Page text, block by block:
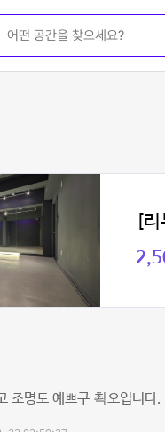
[
조명도 예쁘구 쵝오입니다